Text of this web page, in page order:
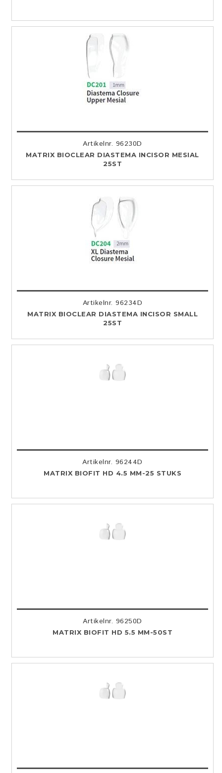
Artikelnr. 96230D
MATRIX BIOCLEAR DIASTEMA INCISOR MESIAL
25ST
Artikelnr. 96234D
MATRIX BIOCLEAR DIASTEMA INCISOR SMALL
25ST
Artikelnr. 96244D
MATRIX BIOFIT HD 4.5 MM-25 STUKS
Artikelnr. 96250D
MATRIX BIOFIT HD 5.5 MM-50ST